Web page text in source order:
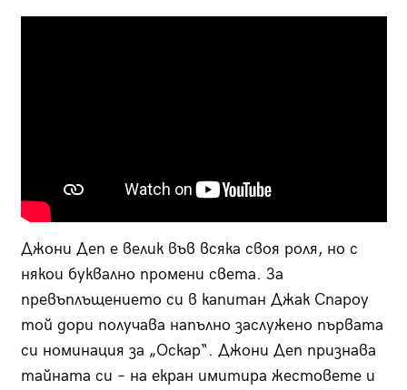
Джони Деп е велик във всяка своя роля, но с
някои буквално промени света. За
превъплъщението си в капитан Джак Спароу
той дори получава напълно заслужено първата
си номинация за „Оскар“. Джони Деп признава
тайната си – на екран имитира жестовете и